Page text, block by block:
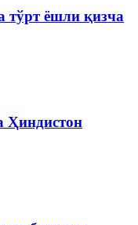
ёшли қизча
Ҳиндистон